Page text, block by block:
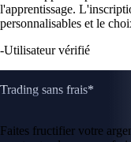
l'apprentissage.
personnalisables et le
-Utilisateur vérifié
Trading sans frais*
Faites fructifier votre